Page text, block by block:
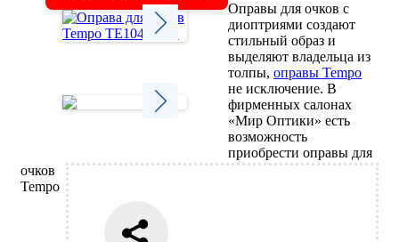
Оправы для очков с
диоптриями создают
стильный образ и
выделяют владельца из
толпы,оправы Tempo
не исключение. В
фирменных салонах
«Мир Оптики» есть
возможность
приобрести оправы для
очков
Tempo